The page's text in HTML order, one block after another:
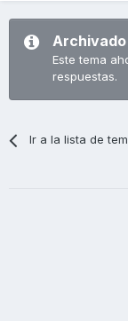
Archivado
Este tema
respuestas.
Ir a la lista de